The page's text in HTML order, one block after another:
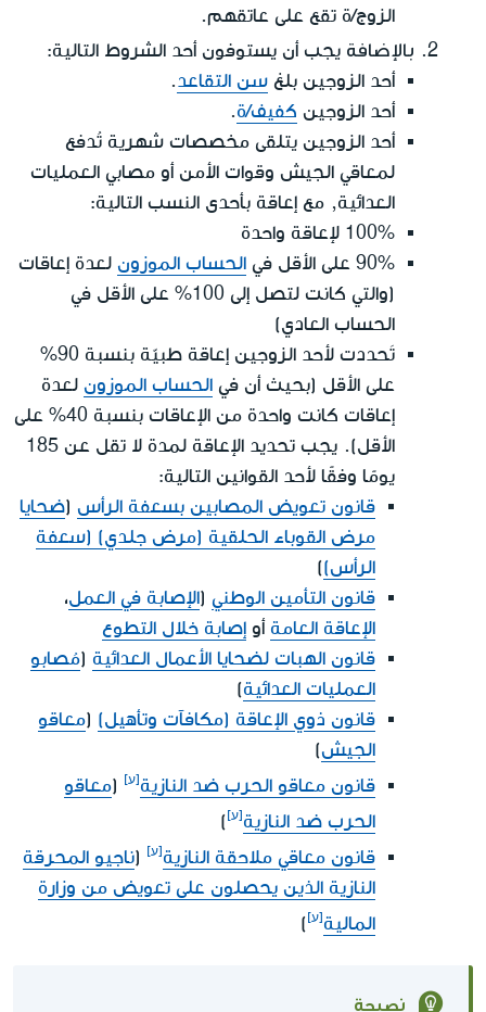
الزوج/ة تقع على عاتقهم.
بالإضافة يجب أن يستوفون أحد الشروط التالية:
أحد الزوجين بلغ سن التقاعد.
أحد الزوجين كفيف/ة.
أحد الزوجين يتلقى مخصصات شهرية تُدفع
لمعاقي الجيش وقوات الأمن أو مصابي العمليات
العدائية, مع إعاقة بأحدى النسب التالية:
100% لإعاقة واحدة
90% على الأقل في
الحساب الموزون لعدة إعاقات
(والتي كانت لتصل إلى 100% على الأقل في
الحساب العادي)
تَحددت لأحد الزوجين إعاقة طبيّة بنسبة 90%
على الأقل (بحيث أن في الحساب الموزون لعدة
إعاقات كانت واحدة من الإعاقات بنسبة 40% على
الأقل). يجب تحديد الإعاقة لمدة لا تقل عن 185
يومًا وفقًا لأحد القوانين التالية:
قانون تعويض المصابين بسعفة الرأس (ضحايا
مرض القوباء الحلقية (مرض جلدي) (سعفة
الرأس))
قانون التأمين الوطني (الإصابة في العمل،
الإعاقة العامة أو إصابة خلال التطوع
قانون الهبات لضحايا الأعمال العدائية (مُصابو
العمليات العدائية)
قانون ذوي الإعاقة (مكافآت وتأهيل) (معاقو
الجيش)
قانون معاقو الحرب ضد النازية
(معاقو
الحرب ضد النازية
)
قانون معاقي ملاحقة النازية
(ناجيو المحرقة
النازية الذين يحصلون على تعويض من وزارة
المالية
)
نصيحة